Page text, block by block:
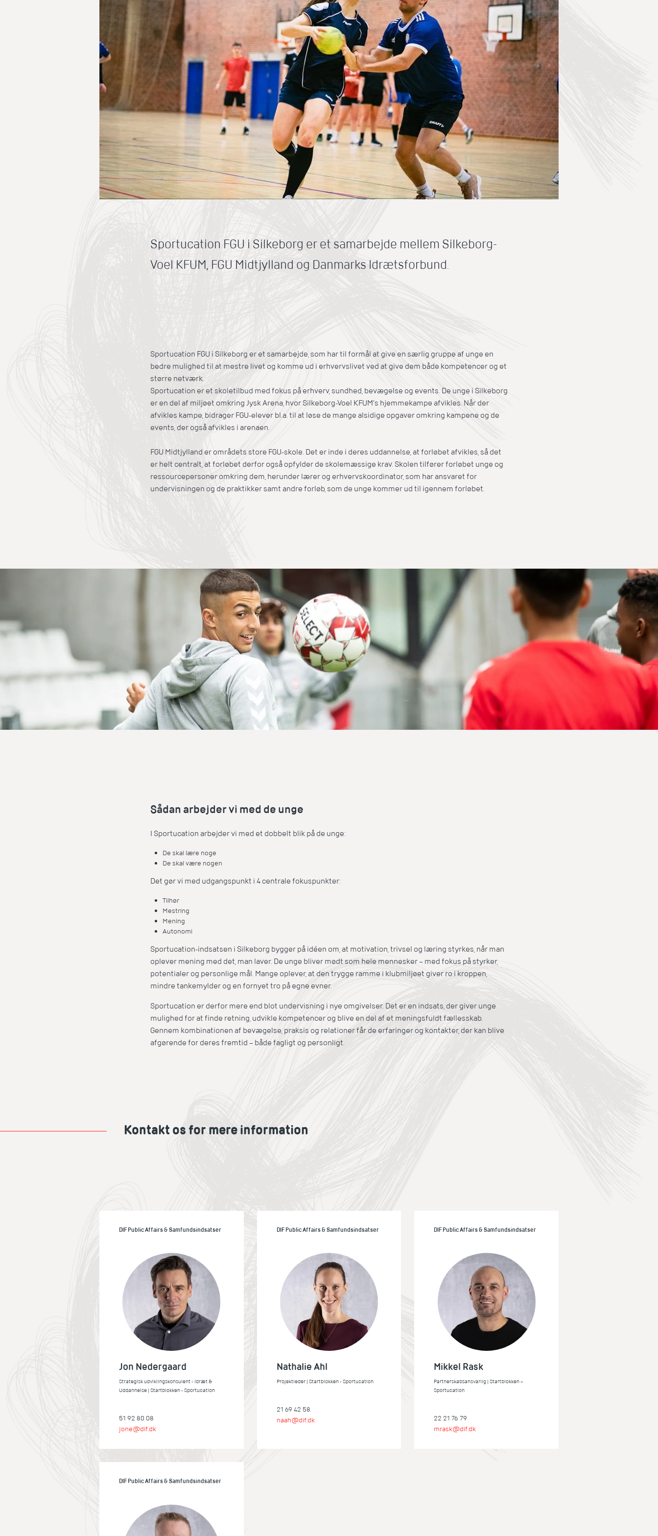
Sportucation FGU i Silkeborg er et samarbejde mellem Silkeborg-
Voel KFUM, FGU Midtjylland og Danmarks Idrætsforbund.
Sportucation FGU i Silkeborg er et samarbejde,som har til formål at give en særlig gruppe af unge en
bedre mulighed til at mestre livet og komme ud i erhvervslivet ved at give dem både kompetencer og et
større netværk.
Sportucation er et skoletilbud med fokus på erhverv, sundhed, bevægelse og events. De unge i Silkeborg
er en del af miljøet omkring Jysk Arena, hvor Silkeborg-Voel KFUM’s hjemmekampe afvikles. Når der
afvikles kampe, bidrager FGU-elever bl.a. til at løse de mange alsidige opgaver omkring kampene og de
events, der også afvikles i arenaen.
FGU Midtjylland er områdets store FGU-skole. Det er inde i deres uddannelse, at forløbet afvikles, så det
er helt centralt, at forløbet derfor også opfylder de skolemæssige krav. Skolen tilfører forløbet unge og
ressourcepersoner omkring dem, herunder lærer og erhvervskoordinator, som har ansvaret for
undervisningen og de praktikker samt andre forløb, som de unge kommer ud til igennem forløbet.
Sådan arbejder vi med de unge
I Sportucation arbejder vi med et dobbelt blik på de unge:
De skal lære noge
De skal være nogen
Det gør vi med udgangspunkt i 4 centrale fokuspunkter:
Tilhør
Mestring
Mening
Autonomi
Sportucation-indsatsen i Silkeborg bygger på idéen om, at motivation, trivsel og læring styrkes, når man
oplever mening med det, man laver. De unge bliver mødt som hele mennesker – med fokus på styrker,
potentialer og personlige mål. Mange oplever, at den trygge ramme i klubmiljøet giver ro i kroppen,
mindre tankemylder og en fornyet tro på egne evner.
Sportucation er derfor mere end blot undervisning i nye omgivelser. Det er en indsats, der giver unge
mulighed for at finde retning, udvikle kompetencer og blive en del af et meningsfuldt fællesskab.
Gennem kombinationen af bevægelse, praksis og relationer får de erfaringer og kontakter, der kan blive
afgørende for deres fremtid – både fagligt og personligt.
Kontakt os for mere information
DIF Public Affairs & Samfundsindsatser
Jon Nedergaard
Strategisk udviklingskonsulent - Idræt &
Uddannelse | Startblokken - Sportucation
51 92 80 08
jone@dif.dk
DIF Public Affairs & Samfundsindsatser
Nathalie Ahl
Projektleder | Startblokken - Sportucation
21 69 42 58
naah@dif.dk
DIF Public Affairs & Samfundsindsatser
Mikkel Rask
Partnerskabsansvarlig | Startblokken –
Sportucation
22 21 76 79
mrask@dif.dk
DIF Public Affairs & Samfundsindsatser